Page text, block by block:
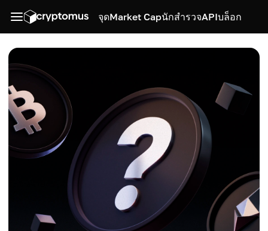
จุดMarket CapนักสำรวจAPIบล็อก